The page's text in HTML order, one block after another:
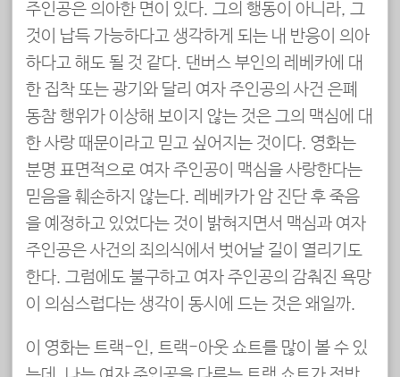
주인공은 의아한 면이 있다. 그의 행동이 아니라, 그
것이 납득 가능하다고 생각하게 되는 내 반응이 의아
하다고 해도 될 것 같다. 댄버스 부인의 레베카에 대
한 집착 또는 광기와 달리 여자 주인공의 사건 은폐
동참 행위가 이상해 보이지 않는 것은 그의 맥심에 대
한 사랑 때문이라고 믿고 싶어지는 것이다. 영화는
분명 표면적으로 여자 주인공이 맥심을 사랑한다는
믿음을 훼손하지 않는다. 레베카가 암 진단 후 죽음
을 예정하고 있었다는 것이 밝혀지면서 맥심과 여자
주인공은 사건의 죄의식에서 벗어날 길이 열리기도
한다. 그럼에도 불구하고 여자 주인공의 감춰진 욕망
이 의심스럽다는 생각이 동시에 드는 것은 왜일까.
이 영화는 트랙-인, 트랙-아웃 쇼트를 많이 볼 수 있